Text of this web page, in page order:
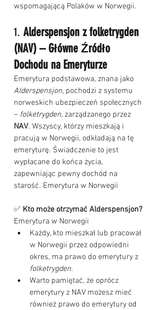
wspomagającą Polaków w Norwegii.
1. Alderspensjon z folketrygden
(NAV) – Główne Źródło
Dochodu na Emeryturze
Emerytura podstawowa, znana jako
Alderspensjon, pochodzi z systemu
norweskich ubezpieczeń społecznych
– folketrygden, zarządzanego przez
NAV. Wszyscy, którzy mieszkają i
pracują w Norwegii, odkładają na tę
emeryturę. Świadczenie to jest
wypłacane do końca życia,
zapewniając pewny dochód na
starość. Emerytura w Norwegii
✅ Kto może otrzymać Alderspensjon?
Emerytura w Norwegii
Każdy, kto mieszkał lub pracował
w Norwegii przez odpowiedni
okres, ma prawo do emerytury z
folketrygden.
Warto pamiętać, że oprócz
emerytury z NAV możesz mieć
również prawo do emerytury od